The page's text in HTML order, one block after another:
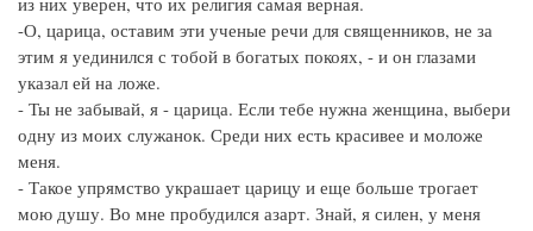
-О, царица, оставим эти ученые речи для священников, не за
этим я уединился с тобой в богатых покоях, - и он глазами
указал ей на ложе.
- Ты не забывай, я - царица. Если тебе нужна женщина, выбери
одну из моих служанок. Среди них есть красивее и моложе
меня.
- Такое упрямство украшает царицу и еще больше трогает
мою душу. Во мне пробудился азарт. Знай, я силен, у меня